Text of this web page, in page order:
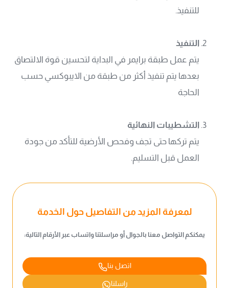
للتنفيذ.
التنفيذ
يتم عمل طبقة برايمر في البداية لتحسين قوة الالتصاق
بعدها يتم تنفيذ أكثر من طبقة من الايبوكسي حسب
الحاجة
التشطيبات النهائية
يتم تركها حتى تجف وفحص الأرضية للتأكد من جودة
العمل قبل التسليم.
لمعرفة المزيد من التفاصيل حول الخدمة
يمكنكم التواصل معنا بالجوال أو مراسلتنا واتساب عبر الأرقام التالية:
اتصل بنا
راسلنا